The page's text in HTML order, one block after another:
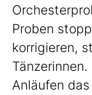
Proben
korrigieren,
Anläufen